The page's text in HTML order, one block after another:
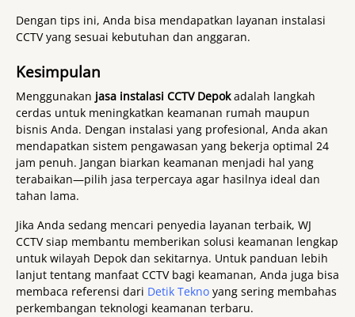
Dengan tips ini, Anda bisa mendapatkan layanan instalasi
CCTV yang sesuai kebutuhan dan anggaran.
Kesimpulan
Menggunakan jasa instalasi CCTV Depokadalah langkah
cerdas untuk meningkatkan keamanan rumah maupun
bisnis Anda. Dengan instalasi yang profesional, Anda akan
mendapatkan sistem pengawasan yang bekerja optimal 24
jam penuh. Jangan biarkan keamanan menjadi hal yang
terabaikan—pilih jasa terpercaya agar hasilnya ideal dan
tahan lama.
Jika Anda sedang mencari penyedia layanan terbaik, WJ
CCTV siap membantu memberikan solusi keamanan lengkap
untuk wilayah Depok dan sekitarnya. Untuk panduan lebih
lanjut tentang manfaat CCTV bagi keamanan, Anda juga bisa
membaca referensi dari Detik Tekno yang sering membahas
perkembangan teknologi keamanan terbaru.